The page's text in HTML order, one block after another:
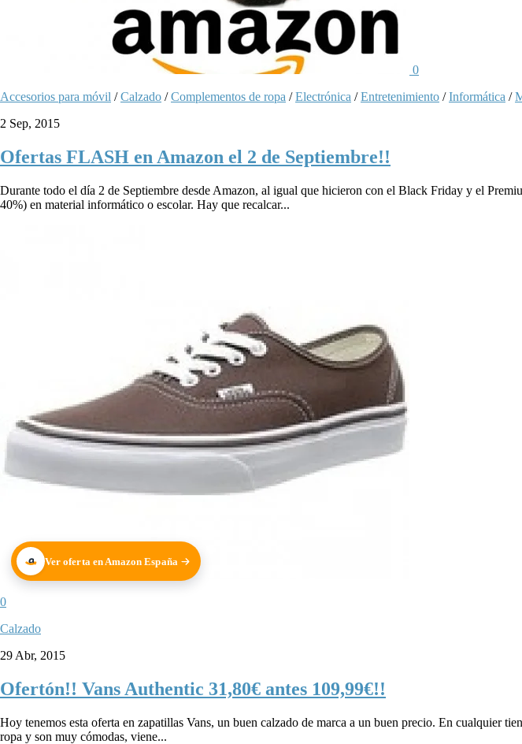
0
Accesorios para móvil /Calzado /Complementos de ropa /Electrónica /Entretenimiento /Informática /
2 Sep, 2015
Ofertas FLASH en Amazon el 2 de Septiembre!!
Durante todo el día 2 de Septiembre desde Amazon, al igual que hicieron con el Black Friday y el
40%) en material informático o escolar. Hay que recalcar...
Ver oferta en Amazon España
0
Calzado
29 Abr, 2015
Ofertón!! Vans Authentic 31,80€ antes 109,99€!!
Hoy tenemos esta oferta en zapatillas Vans, un buen calzado de marca a un buen precio. En cualquier
ropa y son muy cómodas, viene...